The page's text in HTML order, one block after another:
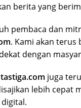
berita yang
pembaca dan
. Kami akan
dengan
juga
lebih cepat